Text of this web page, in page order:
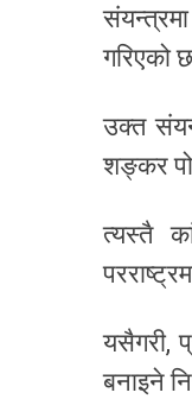
गरिएको
उक्त
शङ्कर
त्यस्तै
यसैगरी,
बनाइने